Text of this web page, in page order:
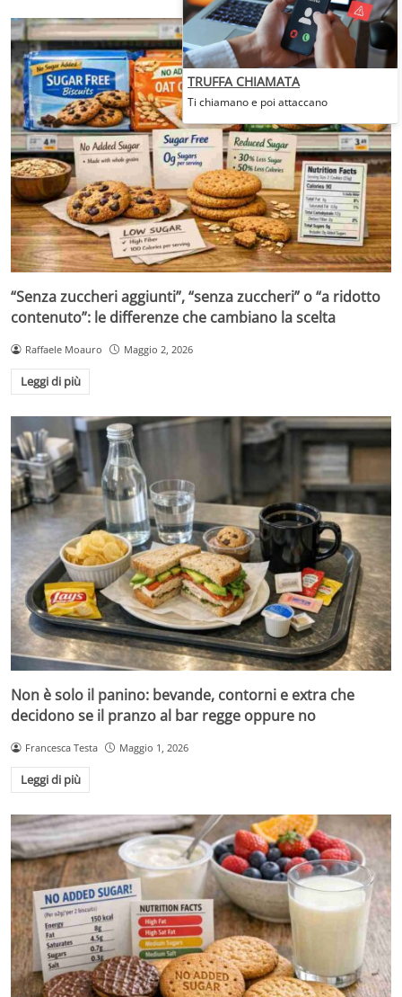
“Senza zuccheri aggiunti”, “senza zuccheri” o “a ridotto
contenuto”: le differenze che cambiano la scelta
Raffaele Moauro Maggio 2, 2026
Leggi di più
Non è solo il panino: bevande, contorni e extra che
decidono se il pranzo al bar regge oppure no
Francesca Testa Maggio 1, 2026
Leggi di più
TRUFFA CHIAMATA
Ti chiamano e poi attaccano